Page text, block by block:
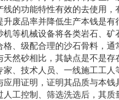
线的功能特性有效的去使用，
升废品率并降低生产本钱是有
机等机械设备将各类岩石、矿
格、级配合理的沙石骨料，通
天然砂相比，其缺点是不是存
家、技术人员、一线施工工人
应用证明，证明其品质与本钱
人工控制、筛选洗选后，其质